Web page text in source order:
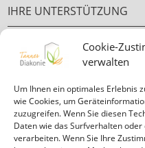
Cookie-
verwalten
Um Ihnen ein optimales Erlebnis
wie Cookies, um
zuzugreifen. Wenn Sie diesen
Daten wie das Surfverhalten
verarbeiten. Wenn Sie Ihre
IHRE UNTERSTÜTZUNG
Ehrenamt
Ihre Spende